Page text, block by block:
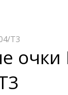
T3
очки